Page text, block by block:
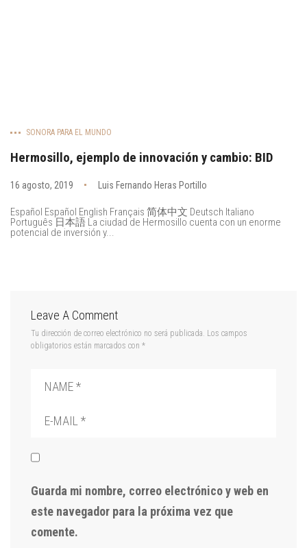
SONORA PARA EL MUNDO
Hermosillo, ejemplo de innovación y cambio: BID
16 agosto, 2019 Luis Fernando Heras Portillo
Español Español English Français 简体中文 Deutsch Italiano
Português 日本語 La ciudad de Hermosillo cuenta con un enorme
potencial de inversión y...
Leave A Comment
Tu dirección de correo electrónico no será publicada. Los campos
obligatorios están marcados con *
Guarda mi nombre, correo electrónico y web en
este navegador para la próxima vez que
comente.